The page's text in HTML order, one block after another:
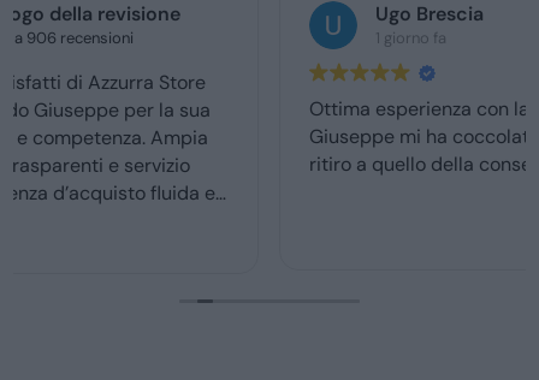
Ugo Brescia
1 giorno fa
Ottima esperienza con la vs concessionaria.
Giuseppe mi ha coccolato dal momenyo del
ritiro a quello della consegna . Grazie davvero